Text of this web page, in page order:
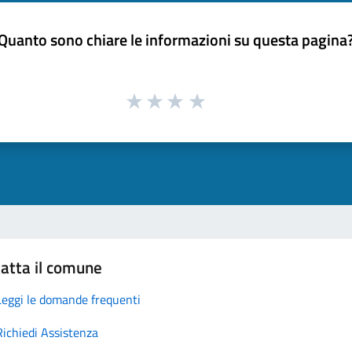
sono chiare le informazioni su questa
il comune
le domande frequenti
Assistenza